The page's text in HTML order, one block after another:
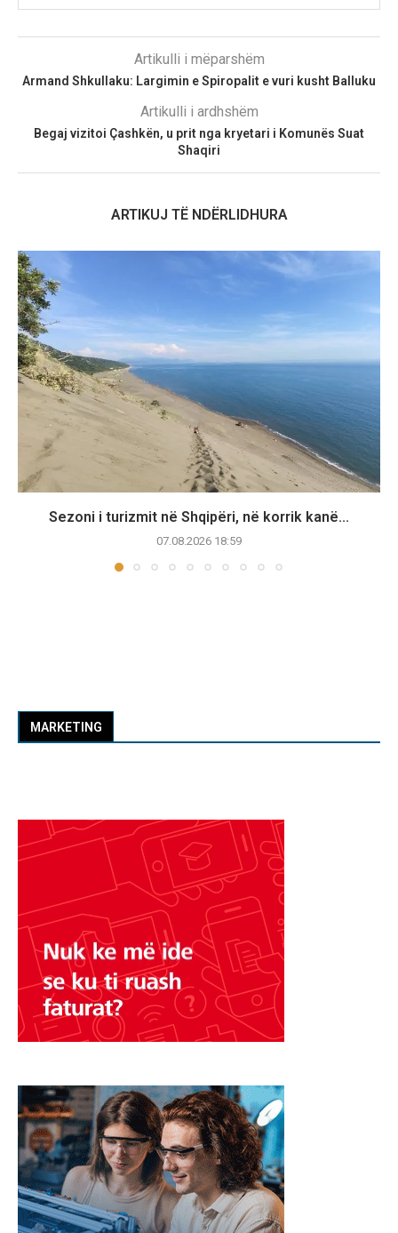
Artikulli i mëparshëm
Armand Shkullaku: Largimin e Spiropalit e vuri kusht Balluku
Artikulli i ardhshëm
Begaj vizitoi Çashkën, u prit nga kryetari i Komunës Suat
Shaqiri
ARTIKUJ TË NDËRLIDHURA
Sezoni i turizmit në Shqipëri, në korrik kanë...
07.08.2026 18:59
MARKETING